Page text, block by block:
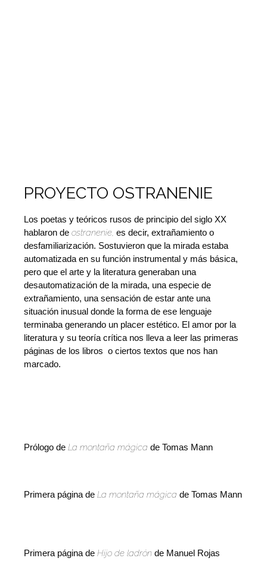
PROYECTO OSTRANENIE
Los poetas y teóricos rusos de principio del siglo XX
hablaron de ostranenie, es decir, extrañamiento o
desfamiliarización. Sostuvieron que la mirada estaba
automatizada en su función instrumental y más básica,
pero que el arte y la literatura generaban una
desautomatización de la mirada, una especie de
extrañamiento, una sensación de estar ante una
situación inusual donde la forma de ese lenguaje
terminaba generando un placer estético. El amor por la
literatura y su teoría crítica nos lleva a leer las primeras
páginas de los libros o ciertos textos que nos han
marcado.
Prólogo de La montaña mágica de Tomas Mann
Primera página de La montaña mágica de Tomas Mann
Primera página de Hijo de ladrón de Manuel Rojas